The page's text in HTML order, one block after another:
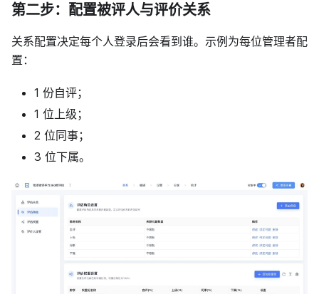
第二步：配置被评人与评价关系
关系配置决定每个人登录后会看到谁。示例为每位管理者配
置：
1 份自评；
1 位上级；
2 位同事；
3 位下属。